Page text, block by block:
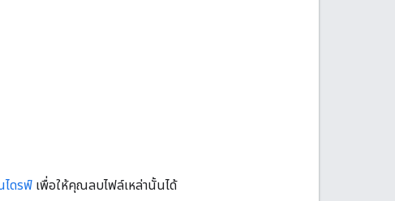
ไดรฟ์ เพื่อให้คุณลบไฟล์เหล่านั้นได้